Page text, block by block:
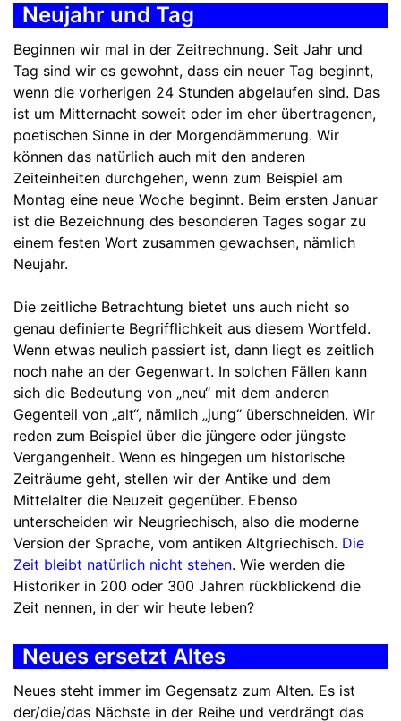
Neujahr und Tag
Beginnen wir mal in der Zeitrechnung. Seit Jahr und
Tag sind wir es gewohnt, dass ein neuer Tag beginnt,
wenn die vorherigen 24 Stunden abgelaufen sind. Das
ist um Mitternacht soweit oder im eher übertragenen,
poetischen Sinne in der Morgendämmerung. Wir
können das natürlich auch mit den anderen
Zeiteinheiten durchgehen, wenn zum Beispiel am
Montag eine neue Woche beginnt. Beim ersten Januar
ist die Bezeichnung des besonderen Tages sogar zu
einem festen Wort zusammen gewachsen, nämlich
Neujahr.
Die zeitliche Betrachtung bietet uns auch nicht so
genau definierte Begrifflichkeit aus diesem Wortfeld.
Wenn etwas neulich passiert ist, dann liegt es zeitlich
noch nahe an der Gegenwart. In solchen Fällen kann
sich die Bedeutung von „neu“ mit dem anderen
Gegenteil von „alt“, nämlich „jung“ überschneiden. Wir
reden zum Beispiel über die jüngere oder jüngste
Vergangenheit. Wenn es hingegen um historische
Zeiträume geht, stellen wir der Antike und dem
Mittelalter die Neuzeit gegenüber. Ebenso
unterscheiden wir Neugriechisch, also die moderne
Version der Sprache, vom antiken Altgriechisch. Die
Zeit bleibt natürlich nicht stehen. Wie werden die
Historiker in 200 oder 300 Jahren rückblickend die
Zeit nennen, in der wir heute leben?
Neues ersetzt Altes
Neues steht immer im Gegensatz zum Alten. Es ist
der/die/das Nächste in der Reihe und verdrängt das